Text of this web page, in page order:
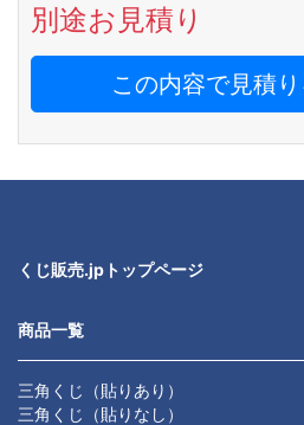
別途お見積り
この内容で見積
くじ販売.jpトップページ
商品一覧
三角くじ（貼りあり）
三角くじ（貼りなし）